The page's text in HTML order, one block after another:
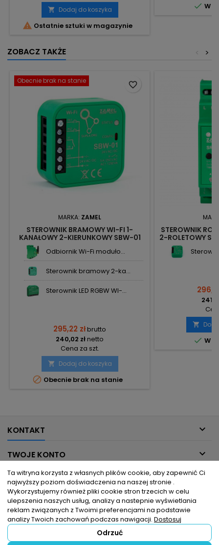
 Dodaj do koszyka
 Ostatnie sztuki w magazynie
 W
ZOBACZ TAKŻE >
<
Obecnie brak na stanie
MARKA: ZAMEL
STEROWNIK BRAMOWY WI-FI 1-
KANAŁOWY 2-KIERUNKOWY SBW-01
Odbiornik Wi-Fi moduło...
Sterownik bramowy 2-ka...
Sterownik LED RGBW WI-...
295,22 złbrutto
240,02 złnetto
Cena za szt.
 Dodaj do koszyka
 Obecnie brak na stanie
favorite_border
STEROWNIK
2-ROLETOWY

 W
KONTAKT 
TWOJE KONTO 
INFORMACJE DLA CIEBIE 
PRODUKTY
Ta witryna korzysta z własnych plików cookie, aby zapewnić Ci
najwyższy poziom doświadczenia na naszej stronie .
Wykorzystujemy również pliki cookie stron trzecich w celu
ulepszenia naszych usług, analizy a nastepnie wyświetlania
reklam związanych z Twoimi preferencjami na podstawie
analizy Twoich zachowań podczas nawigacji. Dostosuj
Odrzuć